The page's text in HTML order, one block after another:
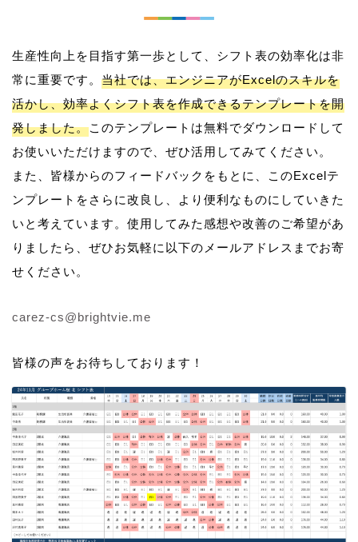
生産性向上を目指す第一歩として、シフト表の効率化は非
常に重要です。 当社では、エンジニアがExcelのスキルを
活かし、効率よくシフト表を作成できるテンプレートを開
発しました。このテンプレートは無料でダウンロードして
お使いいただけますので、ぜひ活用してみてください。
また、皆様からのフィードバックをもとに、このExcelテ
ンプレートをさらに改良し、より便利なものにしていきた
いと考えています。使用してみた感想や改善のご希望があ
りましたら、ぜひお気軽に以下のメールアドレスまでお寄
せください。
carez-cs@brightvie.me
皆様の声をお待ちしております！